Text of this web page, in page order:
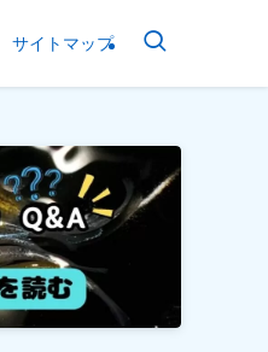
サイトマップ